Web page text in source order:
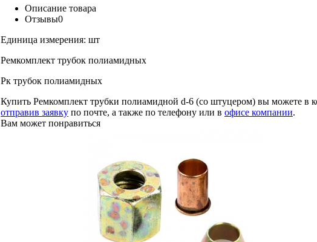
Описание товара
Отзывы0
Единица измерения: шт
Ремкомплект трубок полиамидных
Рк трубок полиамидных
Купить Ремкомплект трубки полиамидной d-6 (со штуцером) вы можете в
отправив заявку по почте, а также по телефону или в офисе компании.
Вам может понравиться